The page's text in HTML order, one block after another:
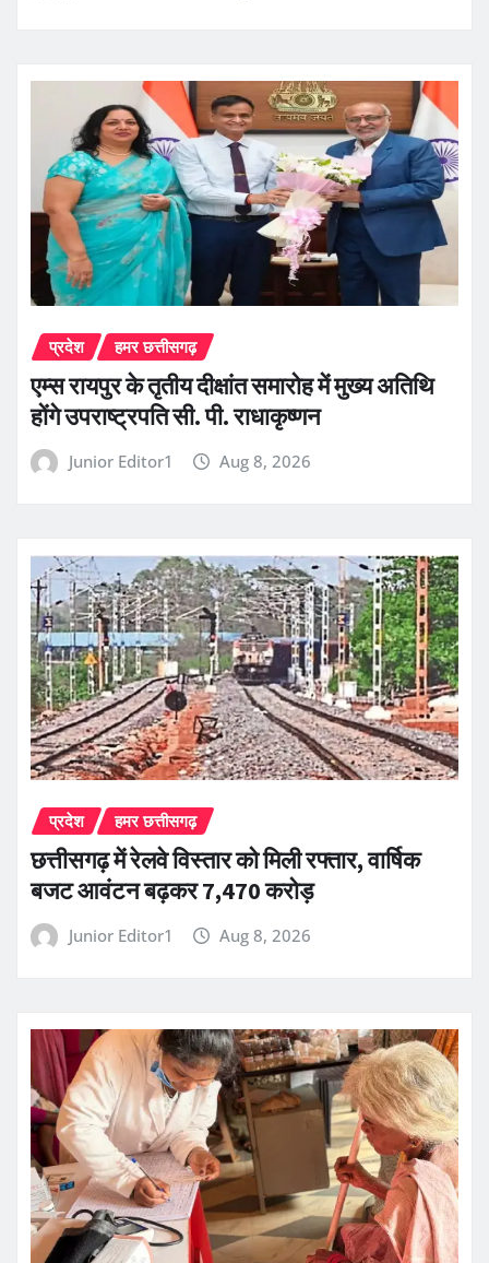
प्रदेश हमर छत्तीसगढ़
एम्स रायपुर के तृतीय दीक्षांत समारोह में मुख्य अतिथि
होंगे उपराष्ट्रपति सी. पी. राधाकृष्णन
Junior Editor1 Aug 8, 2026
प्रदेश हमर छत्तीसगढ़
छत्तीसगढ़ में रेलवे विस्तार को मिली रफ्तार, वार्षिक
बजट आवंटन बढ़कर 7,470 करोड़
Junior Editor1 Aug 8, 2026